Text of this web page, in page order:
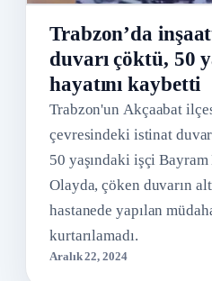
Trabzon’da
duvarı çöktü, 50
hayatını kaybetti
Trabzon'un Akçaabat
çevresindeki istinat
50 yaşındaki işçi Bayram
Olayda, çöken duvarın
hastanede yapılan
kurtarılamadı.
Aralık 22, 2024